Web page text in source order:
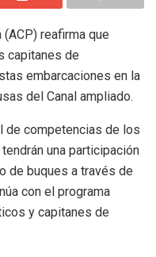
reafirma que
capitanes de
embarcaciones en la
del Canal ampliado.
de competencias de los
una participación
de buques a través de
con el programa
y capitanes de